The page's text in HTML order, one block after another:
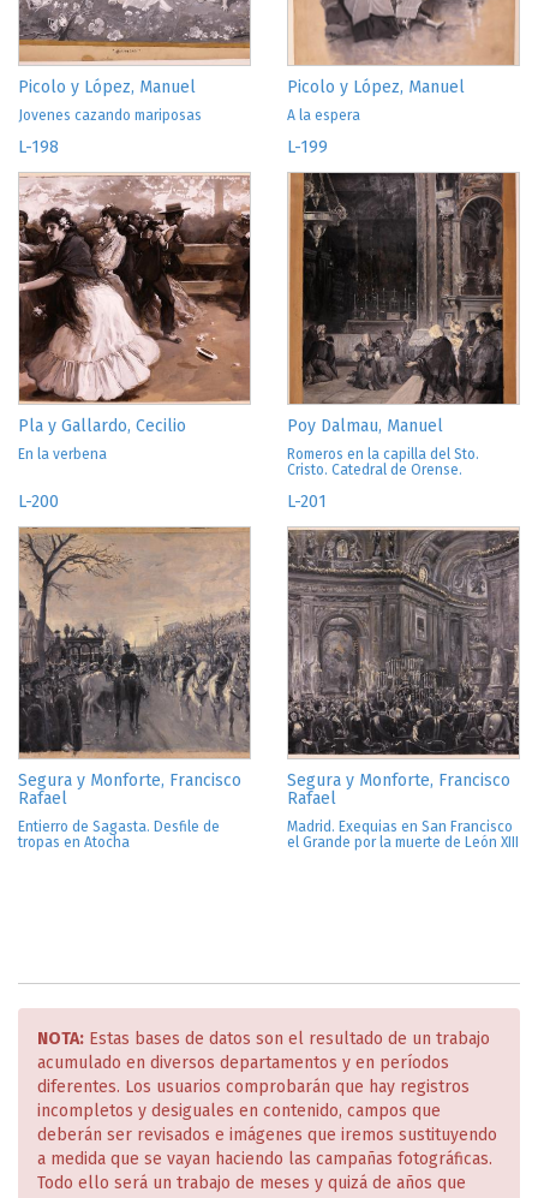
Picolo y López, Manuel
Jovenes cazando mariposas
Picolo y López, Manuel
A la espera
L-198
Pla y Gallardo, Cecilio
En la verbena
L-199
Poy Dalmau, Manuel
Romeros en la capilla del Sto.
Cristo. Catedral de Orense.
L-200
Segura y Monforte, Francisco
Rafael
Entierro de Sagasta. Desfile de
tropas en Atocha
L-201
Segura y Monforte, Francisco
Rafael
Madrid. Exequias en San Francisco
el Grande por la muerte de León XIII
NOTA: Estas bases de datos son el resultado de un trabajo
acumulado en diversos departamentos y en períodos
diferentes. Los usuarios comprobarán que hay registros
incompletos y desiguales en contenido, campos que
deberán ser revisados e imágenes que iremos sustituyendo
a medida que se vayan haciendo las campañas fotográficas.
Todo ello será un trabajo de meses y quizá de años que